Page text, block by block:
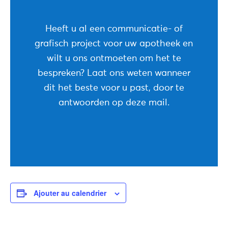
Heeft u al een communicatie- of
grafisch project voor uw apotheek en
wilt u ons ontmoeten om het te
bespreken? Laat ons weten wanneer
dit het beste voor u past, door te
antwoorden op deze mail.
Ajouter au calendrier